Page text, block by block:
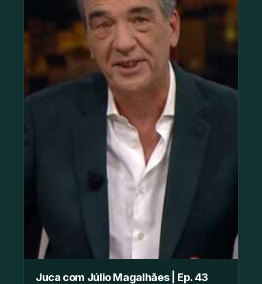
Juca com Júlio Magalhães | Ep. 43